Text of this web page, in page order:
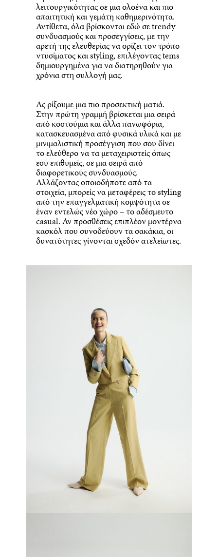
λειτουργικότητας σε μια ολοένα και πιο
απαιτητική και γεμάτη καθημερινότητα.
Αντίθετα, όλα βρίσκονται εδώ σε trendy
συνδυασμούς και προσεγγίσεις, με την
αρετή της ελευθερίας να ορίζει τον τρόπο
ντυσίματος και styling, επιλέγοντας tems
δημιουργημένα για να διατηρηθούν για
χρόνια στη συλλογή μας.
Ας ρίξουμε μια πιο προσεκτική ματιά.
Στην πρώτη γραμμή βρίσκεται μια σειρά
από κοστούμια και άλλα πανωφόρια,
κατασκευασμένα από φυσικά υλικά και με
μινιμαλιστική προσέγγιση που σου δίνει
το ελεύθερο να τα μεταχειριστείς όπως
εσύ επιθυμείς, σε μια σειρά από
διαφορετικούς συνδυασμούς.
Αλλάζοντας οποιοδήποτε από τα
στοιχεία, μπορείς να μεταφέρεις το styling
από την επαγγελματική κομψότητα σε
έναν εντελώς νέο χώρο – το αδέσμευτο
casual. Αν προσθέσεις επιπλέον μοντέρνα
κασκόλ που συνοδεύουν τα σακάκια, οι
δυνατότητες γίνονται σχεδόν ατελείωτες.